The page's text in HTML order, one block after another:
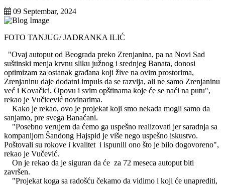
09 Septembar, 2024
FOTO TANJUG/ JADRANKA ILIĆ
"Ovaj autoput od Beograda preko Zrenjanina, pa na Novi Sad
suštinski menja krvnu sliku južnog i srednjeg Banata, donosi
optimizam za ostanak građana koji žive na ovim prostorima,
Zrenjaninu daje dodatni impuls da se razvija, ali ne samo Zrenjaninu
već i Kovačici, Opovu i svim opštinama koje će se naći na putu",
rekao je Vučicević novinarima.
Kako je rekao, ovo je projekat koji smo nekada mogli samo da
sanjamo, pre svega Banaćani.
"Posebno verujem da ćemo ga uspešno realizovati jer saradnja sa
kompanijom Šandong Hajspid je više nego uspešno iskustvo.
Poštovali su rokove i kvalitet i ispunili ono što je bilo dogovoreno",
rekao je Vučević.
On je rekao da je siguran da će za 72 meseca autoput biti
završen.
"Projekat koga sa radošću čekamo da vidimo i koji će unaprediti,